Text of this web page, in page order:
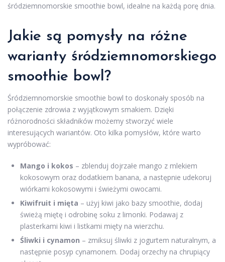
śródziemnomorskie smoothie bowl, idealne na każdą porę dnia.
Jakie są pomysły na różne
warianty śródziemnomorskiego
smoothie bowl?
Śródziemnomorskie smoothie bowl to doskonały sposób na
połączenie zdrowia z wyjątkowym smakiem. Dzięki
różnorodności składników możemy stworzyć wiele
interesujących wariantów. Oto kilka pomysłów, które warto
wypróbować:
Mango i kokos – zblenduj dojrzałe mango z mlekiem
kokosowym oraz dodatkiem banana, a następnie udekoruj
wiórkami kokosowymi i świeżymi owocami.
Kiwifruit i mięta – użyj kiwi jako bazy smoothie, dodaj
świeżą miętę i odrobinę soku z limonki. Podawaj z
plasterkami kiwi i listkami mięty na wierzchu.
Śliwki i cynamon – zmiksuj śliwki z jogurtem naturalnym, a
następnie posyp cynamonem. Dodaj orzechy na chrupiący